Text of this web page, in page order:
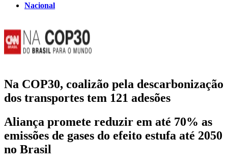
Nacional
Na COP30, coalizão pela descarbonização
dos transportes tem 121 adesões
Aliança promete reduzir em até 70% as
emissões de gases do efeito estufa até 2050
no Brasil